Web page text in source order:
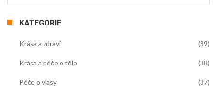
KATEGORIE
Krása a zdraví (39)
Krása a péče o tělo (38)
Péče o vlasy (37)